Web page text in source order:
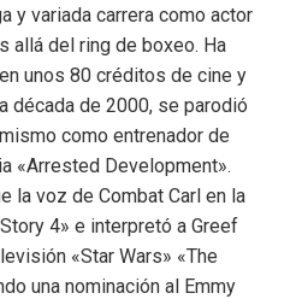
y variada carrera como actor
allá del ring de boxeo. Ha
unos 80 créditos de cine y
década de 2000, se parodió
como entrenador de
«Arrested Development».
la voz de Combat Carl en la
4» e interpretó a Greef
«Star Wars» «The
una nominación al Emmy